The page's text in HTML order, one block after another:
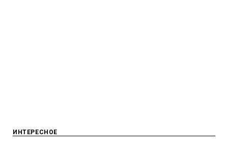
ИНТЕРЕСНОЕ